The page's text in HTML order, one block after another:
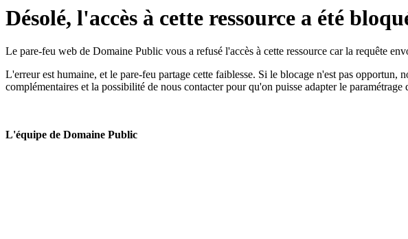
Désolé, l'accès à cette ressource a été
Le pare-feu web de Domaine Public vous a refusé l'accès à cette ressource car la requête
L'erreur est humaine, et le pare-feu partage cette faiblesse. Si le blocage n'est pas opportun,
complémentaires et la possibilité de nous contacter pour qu'on puisse adapter le paramétrage
L'équipe de Domaine Public